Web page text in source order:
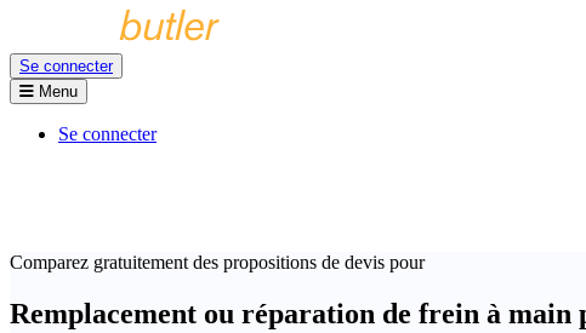
Se connecter
Menu
Se connecter
Comparez gratuitement des propositions de devis pour
Remplacement ou réparation de frein à